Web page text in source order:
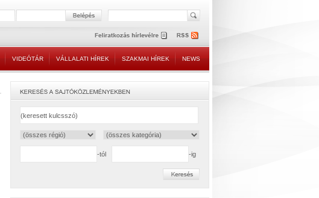
VIDEÓTÁR VÁLLALATI HÍREK SZAKMAI HÍREK NEWS
-tól -ig